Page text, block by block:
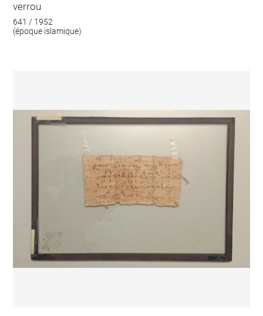
verrou
641 / 1952
(époque islamique)